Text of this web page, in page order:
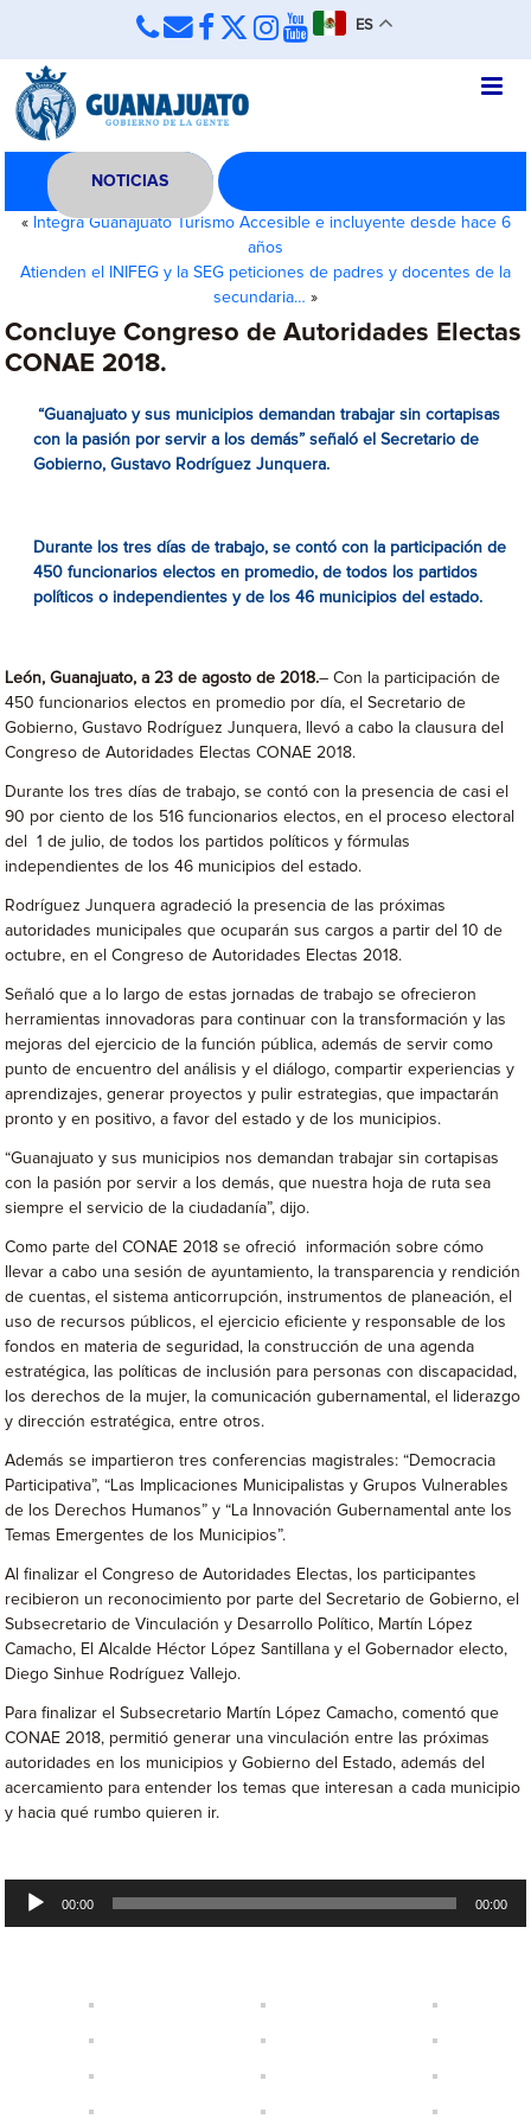
ES
NOTICIAS
« Integra Guanajuato Turismo Accesible e incluyente desde hace 6
años
Atienden el INIFEG y la SEG peticiones de padres y docentes de la
secundaria… »
Concluye Congreso de Autoridades Electas
CONAE 2018.
“Guanajuato y sus municipios demandan trabajar sin cortapisas
con la pasión por servir a los demás” señaló el Secretario de
Gobierno, Gustavo Rodríguez Junquera.
Durante los tres días de trabajo, se contó con la participación de
450 funcionarios electos en promedio, de todos los partidos
políticos o independientes y de los 46 municipios del estado.
León, Guanajuato, a 23 de agosto de 2018.– Con la participación de
450 funcionarios electos en promedio por día, el Secretario de
Gobierno, Gustavo Rodríguez Junquera, llevó a cabo la clausura del
Congreso de Autoridades Electas CONAE 2018.
Durante los tres días de trabajo, se contó con la presencia de casi el
90 por ciento de los 516 funcionarios electos, en el proceso electoral
del 1 de julio, de todos los partidos políticos y fórmulas
independientes de los 46 municipios del estado.
Rodríguez Junquera agradeció la presencia de las próximas
autoridades municipales que ocuparán sus cargos a partir del 10 de
octubre, en el Congreso de Autoridades Electas 2018.
Señaló que a lo largo de estas jornadas de trabajo se ofrecieron
herramientas innovadoras para continuar con la transformación y las
mejoras del ejercicio de la función pública, además de servir como
punto de encuentro del análisis y el diálogo, compartir experiencias y
aprendizajes, generar proyectos y pulir estrategias, que impactarán
pronto y en positivo, a favor del estado y de los municipios.
“Guanajuato y sus municipios nos demandan trabajar sin cortapisas
con la pasión por servir a los demás, que nuestra hoja de ruta sea
siempre el servicio de la ciudadanía”, dijo.
Como parte del CONAE 2018 se ofreció información sobre cómo
llevar a cabo una sesión de ayuntamiento, la transparencia y rendición
de cuentas, el sistema anticorrupción, instrumentos de planeación, el
uso de recursos públicos, el ejercicio eficiente y responsable de los
fondos en materia de seguridad, la construcción de una agenda
estratégica, las políticas de inclusión para personas con discapacidad,
los derechos de la mujer, la comunicación gubernamental, el liderazgo
y dirección estratégica, entre otros.
Además se impartieron tres conferencias magistrales: “Democracia
Participativa”, “Las Implicaciones Municipalistas y Grupos Vulnerables
de los Derechos Humanos” y “La Innovación Gubernamental ante los
Temas Emergentes de los Municipios”.
Al finalizar el Congreso de Autoridades Electas, los participantes
recibieron un reconocimiento por parte del Secretario de Gobierno, el
Subsecretario de Vinculación y Desarrollo Político, Martín López
Camacho, El Alcalde Héctor López Santillana y el Gobernador electo,
Diego Sinhue Rodríguez Vallejo.
Para finalizar el Subsecretario Martín López Camacho, comentó que
CONAE 2018, permitió generar una vinculación entre las próximas
autoridades en los municipios y Gobierno del Estado, además del
acercamiento para entender los temas que interesan a cada municipio
y hacia qué rumbo quieren ir.
Reproductor
00:00 00:00